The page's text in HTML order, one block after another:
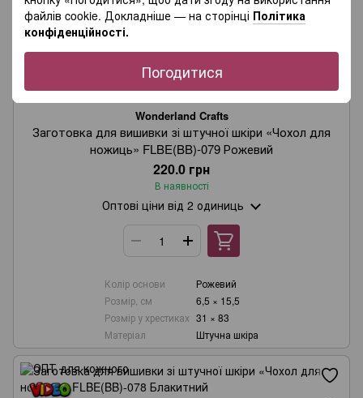
файлів cookie. Докладніше — на сторінці Політика
конфіденційності.
Погодитися
Wonderland Crafts
Заготовка для вишивки зі штучної шкіри «Чохол для
ножиць» FLBE(BB)-079 Рожевий
220.0 грн
В наявності
Оптові ціни від 2 одиниць
Колір основи
Рожевий
Розмір, см
6,5 × 15,5
Розмір у хрестиках 31 × 83
Матеріал
Штучна шкіра